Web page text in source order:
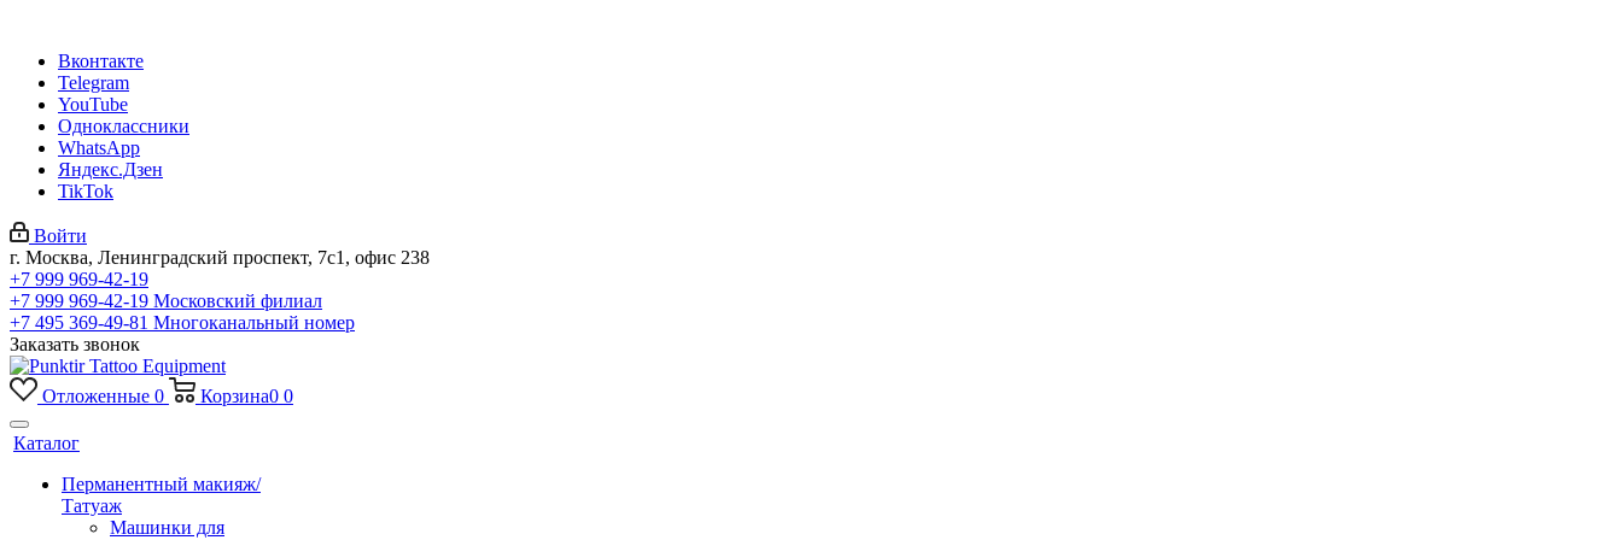
Вконтакте
Telegram
YouTube
Одноклассники
WhatsApp
Яндекс.Дзен
TikTok
Войти
г. Москва, Ленинградский проспект, 7с1, офис 238
+7 999 969-42-19
+7 999 969-42-19 Московский филиал
+7 495 369-49-81 Многоканальный номер
Заказать звонок
Отложенные 0 Корзина0 0
Каталог
Перманентный макияж/
Татуаж
Машинки для